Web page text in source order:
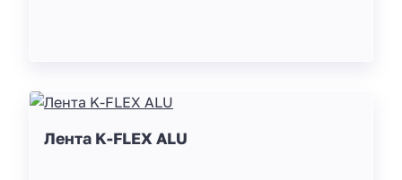
Лента K-FLEX ALU